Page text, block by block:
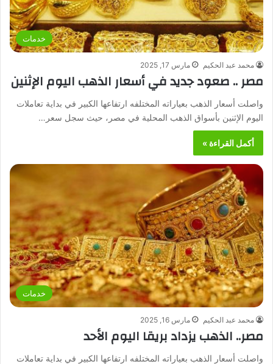
خدمات
محمد عبد الحكيم مارس 17, 2025
مصر .. صعود جديد في أسعار الذهب اليوم الإثنين
واصلت أسعار الذهب بعياراته المختلفه ارتفاعها الكبير في بداية تعاملات
اليوم الإثنين بأسواق الذهب المحلية في مصر، حيث سجل سعر…
أكمل القراءة »
خدمات
محمد عبد الحكيم مارس 16, 2025
مصر.. الذهب يزداد بريقا اليوم الأحد
واصلت أسعار الذهب بعياراته المختلفه ارتفاعها الكبير في بداية تعاملات